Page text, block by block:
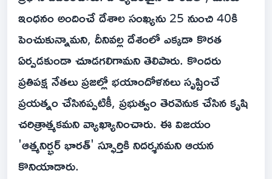
ఇంధనం అందించే దేశాల సంఖ్యను 25 నుంచి 40కి
పెంచుకున్నామని, దీనివల్ల దేశంలో ఎక్కడా కొరత
ఏర్పడకుండా చూడగలిగామని తెలిపారు. కొందరు
ప్రతిపక్ష నేతలు ప్రజల్లో భయాందోళనలు సృష్టించే
ప్రయత్నం చేసినప్పటికీ, ప్రభుత్వం తెరవెనుక చేసిన కృషి
చరిత్రాత్మకమని వ్యాఖ్యానించారు. ఈ విజయం
'ఆత్మనిర్భర్ భారత్' స్ఫూర్తికి నిదర్శనమని ఆయన
కొనియాడారు.